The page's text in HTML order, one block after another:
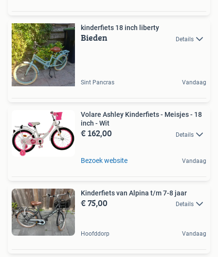
kinderfiets 18 inch liberty
Bieden Details
Sint Pancras Vandaag
Volare Ashley Kinderfiets - Meisjes - 18
inch - Wit
€ 162,00 Details
Bezoek website Vandaag
Kinderfiets van Alpina t/m 7-8 jaar
€ 75,00 Details
Hoofddorp Vandaag